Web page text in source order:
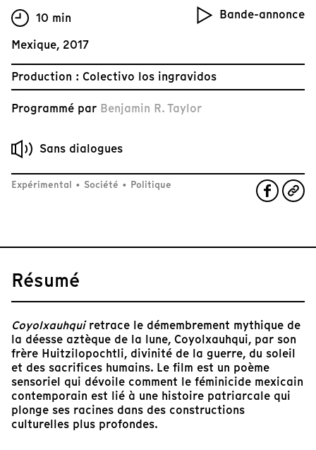
Bande-annonce
10 min
Mexique, 2017
Production : Colectivo los ingravidos
Programmé par Benjamin R. Taylor
Sans dialogues
Expérimental • Société • Politique
Résumé
Coyolxauhquiretrace le démembrement mythique de
la déesse aztèque de la lune, Coyolxauhqui, par son
frère Huitzilopochtli, divinité de la guerre, du soleil
et des sacrifices humains. Le film est un poème
sensoriel qui dévoile comment le féminicide mexicain
contemporain est lié à une histoire patriarcale qui
plonge ses racines dans des constructions
culturelles plus profondes.